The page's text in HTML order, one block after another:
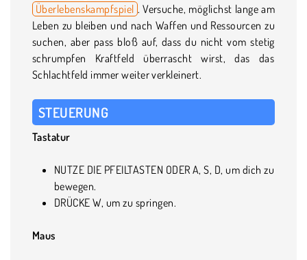
Überlebenskampfspiel . Versuche, möglichst lange am
Leben zu bleiben und nach Waffen und Ressourcen zu
suchen, aber pass bloß auf, dass du nicht vom stetig
schrumpfen Kraftfeld überrascht wirst, das das
Schlachtfeld immer weiter verkleinert.
STEUERUNG
Tastatur
NUTZE DIE PFEILTASTEN ODER A, S, D, um dich zu
bewegen.
DRÜCKE W, um zu springen.
Maus